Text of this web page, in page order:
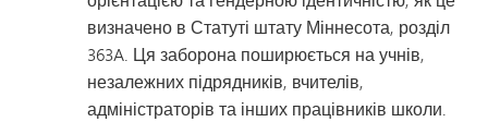
визначено в Статуті штату Міннесота, розділ
363A. Ця заборона поширюється на учнів,
незалежних підрядників, вчителів,
адміністраторів та інших працівників школи.